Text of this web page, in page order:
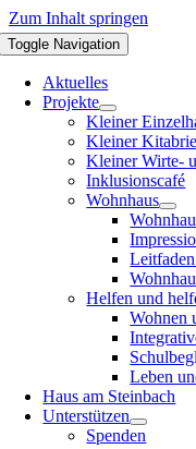
Zum Inhalt springen
Toggle Navigation
Aktuelles
Projekte
Kleiner
Kleiner
Kleiner Wirte-
Inklusionscafé
Wohnhaus
Helfen und
Wohnen
Leben
Haus am Steinbach
Unterstützen
Spenden